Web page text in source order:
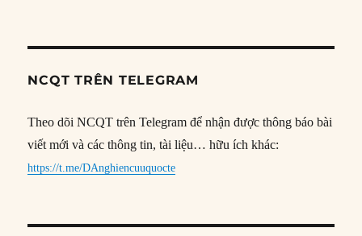
NCQT TRÊN TELEGRAM
Theo dõi NCQT trên Telegram để nhận được thông báo bài
viết mới và các thông tin, tài liệu… hữu ích khác:
https://t.me/DAnghiencuuquocte